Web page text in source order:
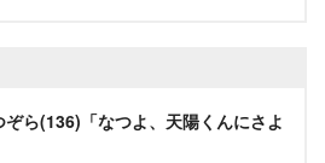
ら(136)「なつよ、天陽くんにさよ